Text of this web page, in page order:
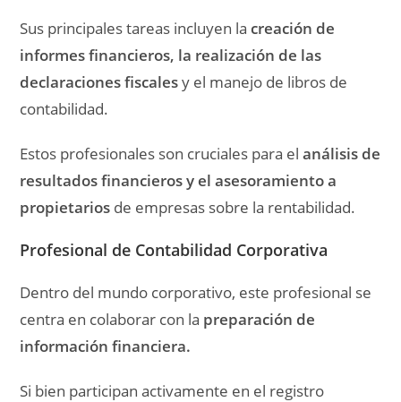
Sus principales tareas incluyen lacreación de
informes financieros, la realización de las
declaraciones fiscalesy el manejo de libros de
contabilidad.
Estos profesionales son cruciales para elanálisis de
resultados financieros y el asesoramiento a
propietarios de empresas sobre la rentabilidad.
Profesional de Contabilidad Corporativa
Dentro del mundo corporativo, este profesional se
centra en colaborar con la preparación de
información financiera.
Si bien participan activamente en el registro